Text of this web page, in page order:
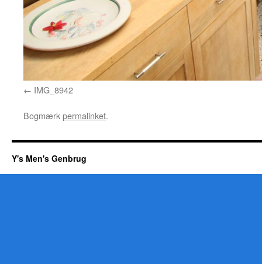
IMG_8942
Bogmærkpermalinket.
Y's Men's Genbrug